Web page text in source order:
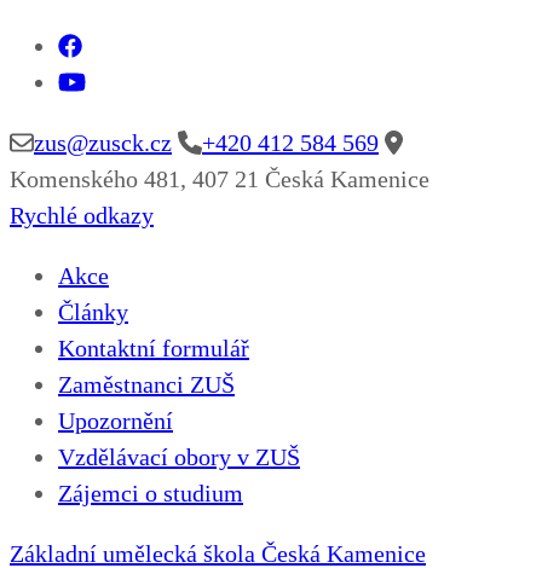
zus@zusck.cz
+420 412 584 569
Komenského 481, 407 21 Česká Kamenice
Rychlé odkazy
Akce
Články
Kontaktní formulář
Zaměstnanci ZUŠ
Upozornění
Vzdělávací obory v ZUŠ
Zájemci o studium
Základní umělecká škola Česká Kamenice